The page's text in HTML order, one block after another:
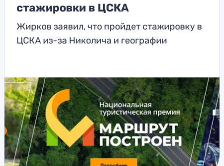
стажировки в ЦСКА
Жирков заявил, что пройдет стажировку в
ЦСКА из-за Николича и географии